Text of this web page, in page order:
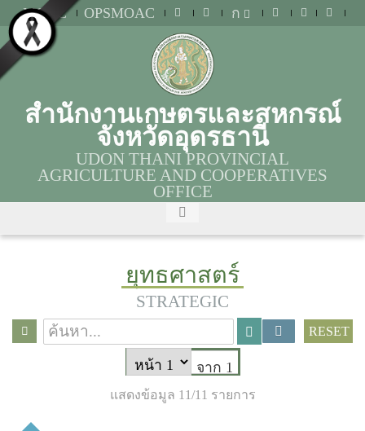
MOAC OPSMOAC ก
สำนักงานเกษตรและสหกรณ์
จังหวัดอุดรธานี
UDON THANI PROVINCIAL
AGRICULTURE AND COOPERATIVES
OFFICE
ยุทธศาสตร์
STRATEGIC
RESET
จาก 1
แสดงข้อมูล 11/11 รายการ